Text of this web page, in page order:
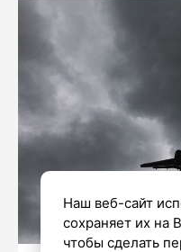
Наш веб-сайт
сохраняет их на
чтобы сделать